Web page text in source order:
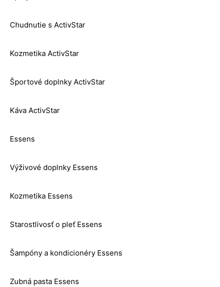
Chudnutie s ActivStar
Kozmetika ActivStar
Športové doplnky ActivStar
Káva ActivStar
Essens
Výživové doplnky Essens
Kozmetika Essens
Starostlivosť o pleť Essens
Šampóny a kondicionéry Essens
Zubná pasta Essens